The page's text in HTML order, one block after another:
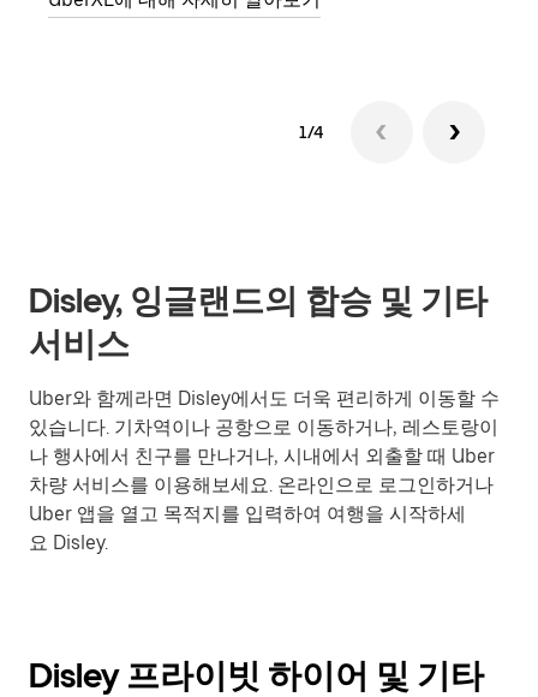
1/4
Disley, 잉글랜드의 합승 및 기타
서비스
Uber와 함께라면 Disley에서도 더욱 편리하게 이동할 수
있습니다. 기차역이나 공항으로 이동하거나, 레스토랑이
나 행사에서 친구를 만나거나, 시내에서 외출할 때 Uber
차량 서비스를 이용해보세요. 온라인으로 로그인하거나
Uber 앱을 열고 목적지를 입력하여 여행을 시작하세
요 Disley.
Disley 프라이빗 하이어 및 기타